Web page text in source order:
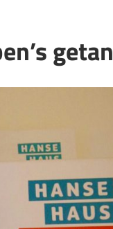
getan